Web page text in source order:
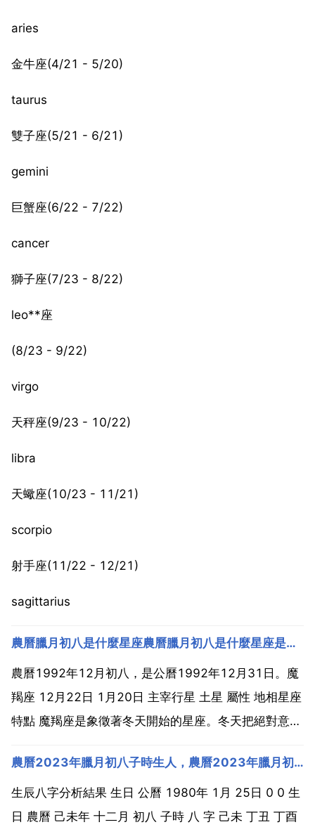
aries
金牛座(4/21 - 5/20)
taurus
雙子座(5/21 - 6/21)
gemini
巨蟹座(6/22 - 7/22)
cancer
獅子座(7/23 - 8/22)
leo**座
(8/23 - 9/22)
virgo
天秤座(9/23 - 10/22)
libra
天蠍座(10/23 - 11/21)
scorpio
射手座(11/22 - 12/21)
sagittarius
農曆臘月初八是什麼星座農曆臘月初八是什麼星座是什麼星座
農曆1992年12月初八，是公曆1992年12月31日。魔
羯座 12月22日 1月20日 主宰行星 土星 屬性 地相星座
特點 魔羯座是象徵著冬天開始的星座。冬天把絕對意識
其當有幾個行星同時處於你的星座時，你將是一個具有
現實主義思想和有抱負的人 同時你又...
農曆2023年臘月初八子時生人，農曆2023年臘月初八子時生人
生辰八字分析結果 生日 公曆 1980年 1月 25日 0 0 生
日 農曆 己未年 十二月 初八 子時 八 字 己未 丁丑 丁酉